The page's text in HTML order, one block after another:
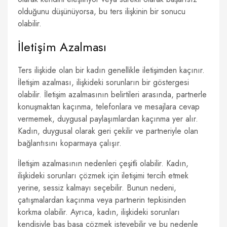
olduğunu düşünüyorsa, bu ters ilişkinin bir sonucu
olabilir.
İletişim Azalması
Ters ilişkide olan bir kadın genellikle iletişimden kaçınır.
İletişim azalması, ilişkideki sorunların bir göstergesi
olabilir. İletişim azalmasının belirtileri arasında, partnerle
konuşmaktan kaçınma, telefonlara ve mesajlara cevap
vermemek, duygusal paylaşımlardan kaçınma yer alır.
Kadın, duygusal olarak geri çekilir ve partneriyle olan
bağlantısını koparmaya çalışır.
İletişim azalmasının nedenleri çeşitli olabilir. Kadın,
ilişkideki sorunları çözmek için iletişimi tercih etmek
yerine, sessiz kalmayı seçebilir. Bunun nedeni,
çatışmalardan kaçınma veya partnerin tepkisinden
korkma olabilir. Ayrıca, kadın, ilişkideki sorunları
kendisiyle baş başa çözmek isteyebilir ve bu nedenle